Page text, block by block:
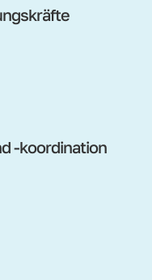
-koordination